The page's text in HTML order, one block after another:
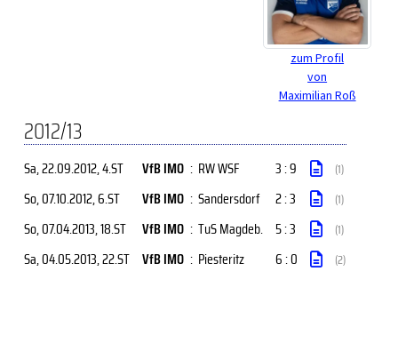
zum Profil
von
Maximilian Roß
2012/13
Sa, 22.09.2012, 4.ST VfB IMO : RW WSF 3 : 9 (1)
So, 07.10.2012, 6.ST VfB IMO : Sandersdorf 2 : 3 (1)
So, 07.04.2013, 18.ST VfB IMO : TuS Magdeb. 5 : 3 (1)
Sa, 04.05.2013, 22.ST VfB IMO : Piesteritz 6 : 0 (2)